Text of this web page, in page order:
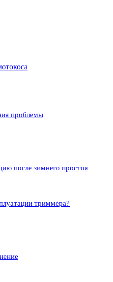
проблемы
после зимнего простоя
триммера?